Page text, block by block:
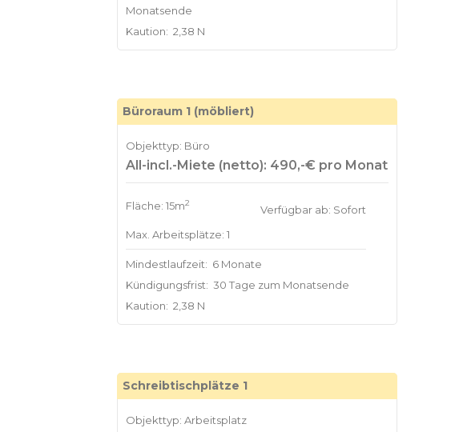
Monatsende
Kaution: 2,38 N
Büroraum 1 (möbliert)
Objekttyp: Büro
All-incl.-Miete (netto): 490,-€ pro Monat
Fläche: 15m2
Max. Arbeitsplätze: 1
Verfügbar ab: Sofort
Mindestlaufzeit: 6 Monate
Kündigungsfrist: 30 Tage zum Monatsende
Kaution: 2,38 N
Schreibtischplätze 1
Objekttyp: Arbeitsplatz